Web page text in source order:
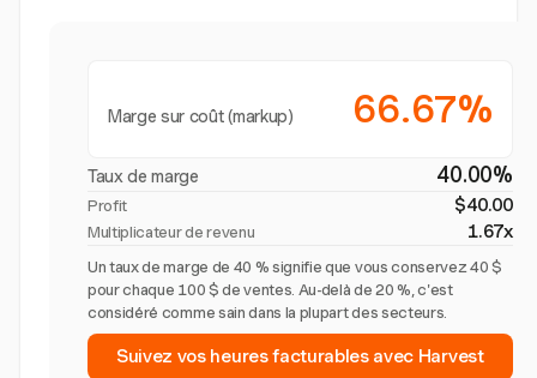
Marge sur coût (markup) 66.67%
Taux de marge 40.00%
Profit $40.00
Multiplicateur de revenu 1.67x
Un taux de marge de 40 % signifie que vous conservez 40 $
pour chaque 100 $ de ventes. Au-delà de 20 %, c'est
considéré comme sain dans la plupart des secteurs.
Suivez vos heures facturables avec Harvest